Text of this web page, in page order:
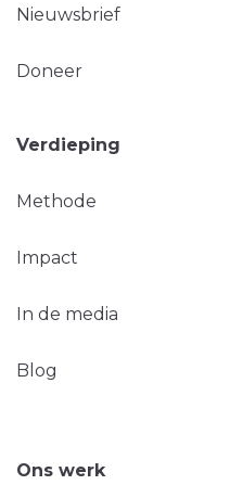
Nieuwsbrief
Doneer
Verdieping
Methode
Impact
In de media
Blog
Ons werk